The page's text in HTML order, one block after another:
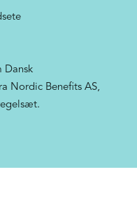
Dansk
Nordic Benefits AS,